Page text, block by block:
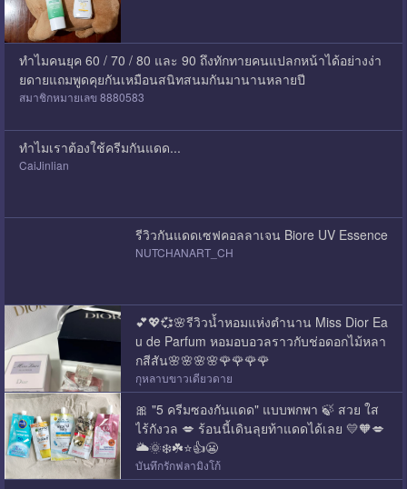
ทำไมคนยุค 60 / 70 / 80 และ 90 ถึงทักทายคนแปลกหน้าได้อย่างง่า
ยดายแถมพูดคุยกันเหมือนสนิทสนมกันมานานหลายปี
สมาชิกหมายเลข 8880583
ทำไมเราต้องใช้ครีมกันแดด...
CaiJinlian
รีวิวกันแดดเซฟคอลลาเจน Biore UV Essence
NUTCHANART_CH
💕💖💞🌸รีวิวน้ำหอมแห่งตำนาน Miss Dior Ea
u de Parfum หอมอบอวลราวกับช่อดอกไม้หลา
กสีสัน🌸🌸🌸🌸🌹🌹🌹🌹
กุหลาบขาวเดียวดาย
🎀 "5 ครีมซองกันแดด" แบบพกพา 🍃 สวย ใส
ไร้กังวล 💋 ร้อนนี้เดินลุยท้าแดดได้เลย 💛🧡💋
🌥️🌞❄️☘️⭐👍😬
บันทึกรักฟลามิงโก้